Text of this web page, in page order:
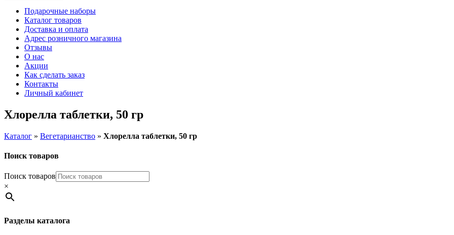
Подарочные наборы
Каталог товаров
Доставка и оплата
Адрес розничного магазина
Отзывы
О нас
Акции
Как сделать заказ
Контакты
Личный кабинет
Хлорелла таблетки, 50 гр
Каталог » Вегетарианство » Хлорелла таблетки, 50 гр
Поиск товаров
Поиск товаров
×
Разделы каталога